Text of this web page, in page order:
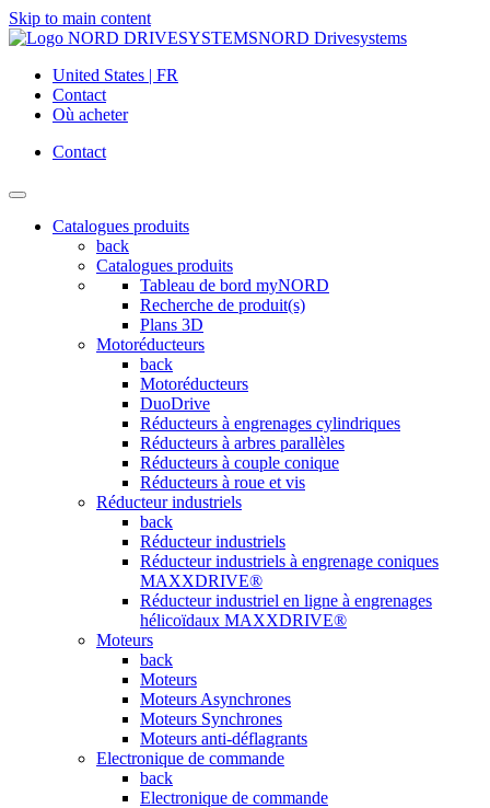
Skip to main content
NORD Drivesystems
United States | FR
Contact
Où acheter
Contact
Catalogues produits
back
Catalogues produits
Tableau de bord myNORD
Recherche de produit(s)
Plans 3D
Motoréducteurs
back
Motoréducteurs
DuoDrive
Réducteurs à engrenages cylindriques
Réducteurs à arbres parallèles
Réducteurs à couple conique
Réducteurs à roue et vis
Réducteur industriels
back
Réducteur industriels
Réducteur industriels à engrenage coniques
MAXXDRIVE®
Réducteur industriel en ligne à engrenages
hélicoïdaux MAXXDRIVE®
Moteurs
back
Moteurs
Moteurs Asynchrones
Moteurs Synchrones
Moteurs anti-déflagrants
Electronique de commande
back
Electronique de commande